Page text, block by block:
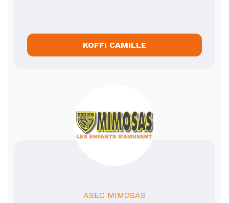
KOFFI CAMILLE
ASEC MIMOSAS